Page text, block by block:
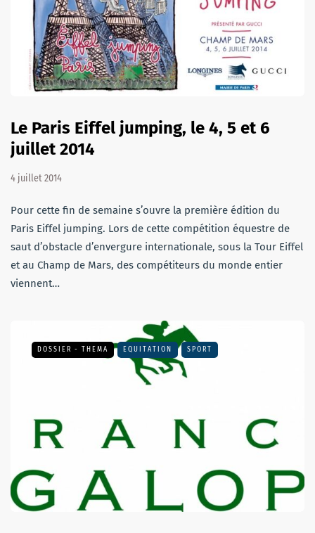
Le Paris Eiffel jumping, le 4, 5 et 6
juillet 2014
4 juillet 2014
Pour cette fin de semaine s’ouvre la première édition du
Paris Eiffel jumping. Lors de cette compétition équestre de
saut d’obstacle d’envergure internationale, sous la Tour Eiffel
et au Champ de Mars, des compétiteurs du monde entier
viennent…
DOSSIER - THEMA EQUITATION SPORT